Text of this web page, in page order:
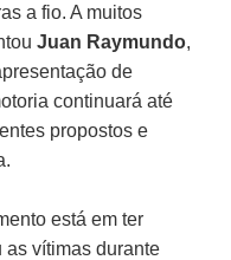
a fio. A muitos
Juan Raymundo,
de
continuará até
propostos e
está em ter
vítimas durante